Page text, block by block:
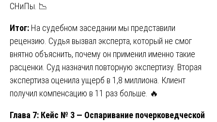
СНиПы. 📉
Итог: На судебном заседании мы представили
рецензию. Судья вызвал эксперта, который не смог
внятно объяснить, почему он применил именно такие
расценки. Суд назначил повторную экспертизу. Вторая
экспертиза оценила ущерб в 1,8 миллиона. Клиент
получил компенсацию в 11 раз больше. 🔥
Глава 7: Кейс № 3 — Оспаривание почерковедческой